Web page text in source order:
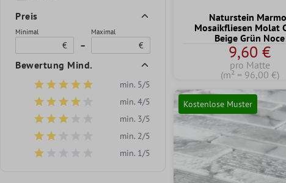
Preis
Minimal
€ –
Maximal
€
Bewertung Mind.
Filter hinzufügen: Minimum Bewertung von 5 von 5 Sternen
min. 5/5
Filter hinzufügen: Minimum Bewertung von 4 von 5 Sternen
min. 4/5
Filter hinzufügen: Minimum Bewertung von 3 von 5 Sternen
min. 3/5
Filter hinzufügen: Minimum Bewertung von 2 von 5 Sternen
min. 2/5
Filter hinzufügen: Minimum Bewertung von 1 von 5 Sternen
min. 1/5
Naturstein
Mosaikfliesen Molat
Beige Grün Noce
9,60 €
pro Matte
(m² = 96,00 €)
Kostenlose Muster